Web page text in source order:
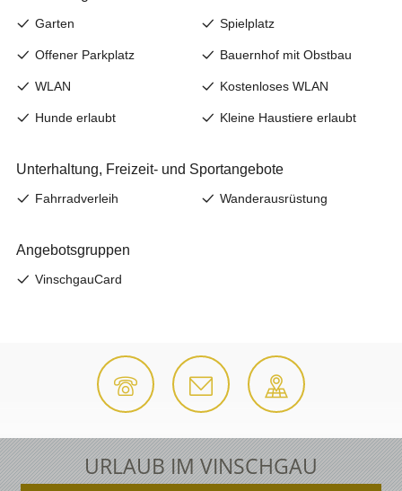
URLAUB IM VINSCHGAU